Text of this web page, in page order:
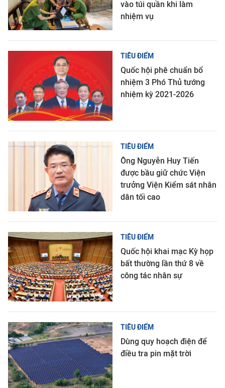
vào túi quần khi làm
nhiệm vụ
TIÊU ĐIỂM
Quốc hội phê chuẩn bổ
nhiệm 3 Phó Thủ tướng
nhiệm kỳ 2021-2026
TIÊU ĐIỂM
Ông Nguyễn Huy Tiến
được bầu giữ chức Viện
trưởng Viện Kiểm sát nhân
dân tối cao
TIÊU ĐIỂM
Quốc hội khai mạc Kỳ họp
bất thường lần thứ 8 về
công tác nhân sự
TIÊU ĐIỂM
Dùng quy hoạch điện để
điều tra pin mặt trời